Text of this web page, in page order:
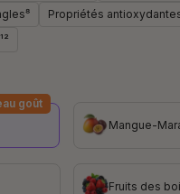
Propriétés
goût
Mangue-
Fruits des